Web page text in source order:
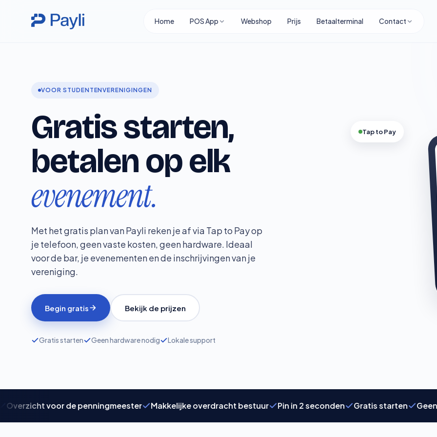
Home POS App Webshop Prijs Betaalterminal Contact
VOOR STUDENTENVERENIGINGEN
Gratis kassasysteem en
Gratis starten,
betalen op elk
evenement.
Met het gratis plan van Payli reken je af via Tap to Pay op
je telefoon, geen vaste kosten, geen hardware. Ideaal
voor de bar, je evenementen en de inschrijvingen van je
vereniging.
Begin gratis Bekijk de prijzen
Gratis starten Geen hardware nodig Lokale support
Tap to Pay
voor de penningmeester Makkelijke overdracht bestuur Pin in 2 seconden Gratis starten Geen